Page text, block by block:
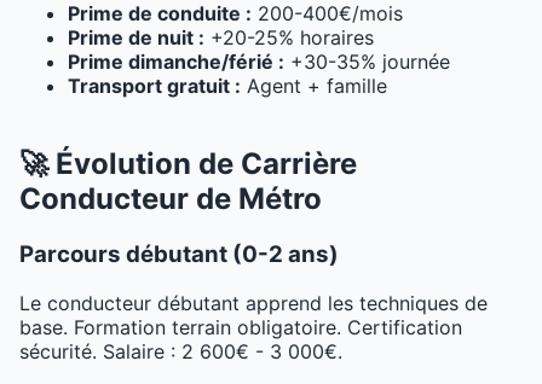
Prime de conduite : 200-400€/mois
Prime de nuit : +20-25% horaires
Prime dimanche/férié : +30-35% journée
Transport gratuit : Agent + famille
🚀 Évolution de Carrière
Conducteur de Métro
Parcours débutant (0-2 ans)
Le conducteur débutant apprend les techniques de
base. Formation terrain obligatoire. Certification
sécurité. Salaire : 2 600€ - 3 000€.